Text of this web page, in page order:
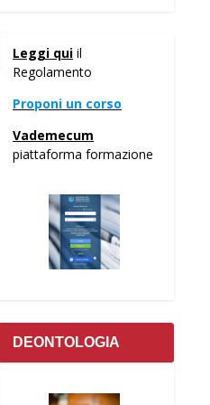
Leggi qui il
Regolamento
Proponi un corso
Vademecum
piattaforma formazione
DEONTOLOGIA